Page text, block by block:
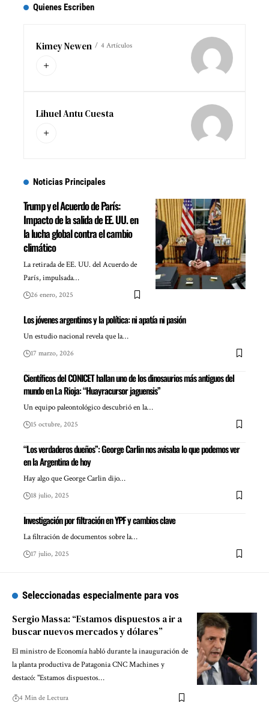
Quienes Escriben
Kimey Newen 4 Artículos
Lihuel Antu Cuesta
Noticias Principales
Trump y el Acuerdo de París:
Impacto de la salida de EE. UU. en
la lucha global contra el cambio
climático
La retirada de EE. UU. del Acuerdo de
París, impulsada…
26 enero, 2025
Los jóvenes argentinos y la política: ni apatía ni pasión
Un estudio nacional revela que la…
17 marzo, 2026
Científicos del CONICET hallan uno de los dinosaurios más antiguos del
mundo en La Rioja: “Huayracursor jaguensis”
Un equipo paleontológico descubrió en la…
15 octubre, 2025
“Los verdaderos dueños”: George Carlin nos avisaba lo que podemos ver
en la Argentina de hoy
Hay algo que George Carlin dijo…
18 julio, 2025
Investigación por filtración en YPF y cambios clave
La filtración de documentos sobre la…
17 julio, 2025
Seleccionadas especialmente para vos
Sergio Massa: “Estamos dispuestos a ir a
buscar nuevos mercados y dólares”
El ministro de Economía habló durante la inauguración de
la planta productiva de Patagonia CNC Machines y
destacó: "Estamos dispuestos…
4 Min de Lectura